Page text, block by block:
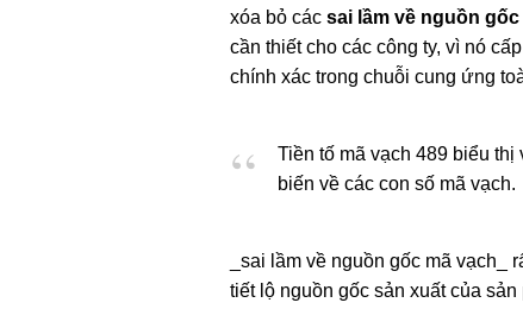
xóa bỏ cácsai lầm về nguồn gốc
cần thiết cho các công ty, vì nó
chính xác trong chuỗi cung ứng
Tiền tố mã vạch 489 biểu
biến về các con số mã vạch.
_sai lầm về nguồn gốc mã
tiết lộ nguồn gốc sản xuất của